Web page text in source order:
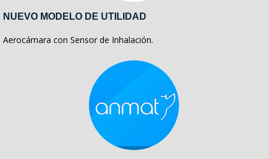
NUEVO MODELO DE UTILIDAD
Aerocámara con Sensor de Inhalación.